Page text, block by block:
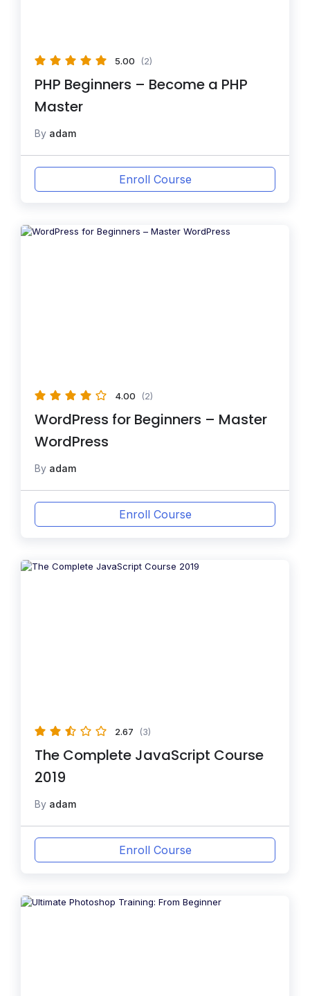
5.00 (2)
PHP Beginners – Become a PHP
Master
By adam
Enroll Course
4.00 (2)
WordPress for Beginners – Master
WordPress
By adam
Enroll Course
2.67 (3)
The Complete JavaScript Course
2019
By adam
Enroll Course